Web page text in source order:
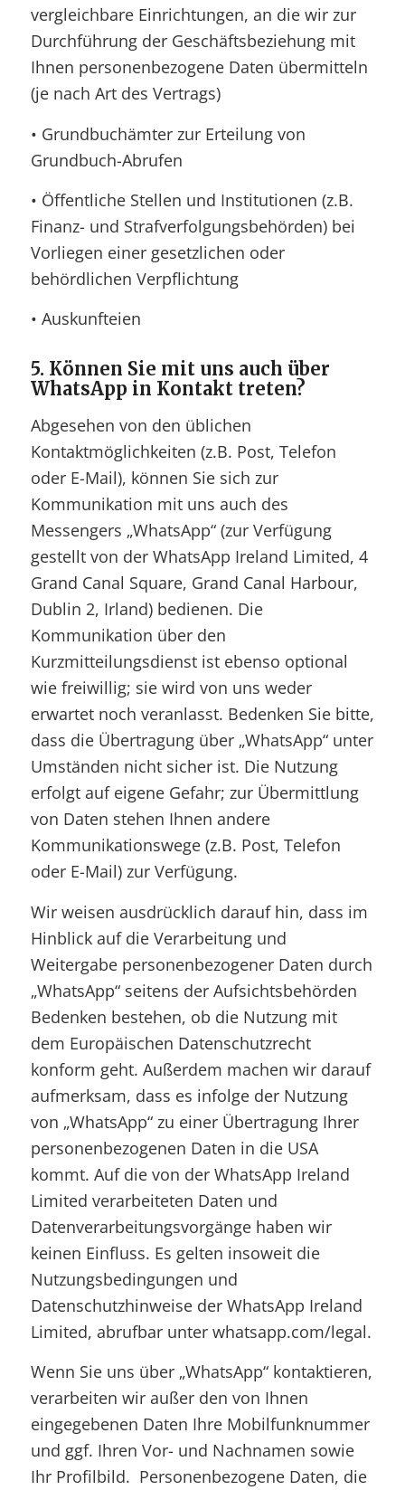
vergleichbare Einrichtungen, an die wir zur
Durchführung der Geschäftsbeziehung mit
Ihnen personenbezogene Daten übermitteln
(je nach Art des Vertrags)
• Grundbuchämter zur Erteilung von
Grundbuch-Abrufen
• Öffentliche Stellen und Institutionen (z.B.
Finanz- und Strafverfolgungsbehörden) bei
Vorliegen einer gesetzlichen oder
behördlichen Verpflichtung
• Auskunfteien
5. Können Sie mit uns auch über
WhatsApp in Kontakt treten?
Abgesehen von den üblichen
Kontaktmöglichkeiten (z.B. Post, Telefon
oder E-Mail), können Sie sich zur
Kommunikation mit uns auch des
Messengers „WhatsApp“ (zur Verfügung
gestellt von der WhatsApp Ireland Limited, 4
Grand Canal Square, Grand Canal Harbour,
Dublin 2, Irland) bedienen. Die
Kommunikation über den
Kurzmitteilungsdienst ist ebenso optional
wie freiwillig; sie wird von uns weder
erwartet noch veranlasst. Bedenken Sie bitte,
dass die Übertragung über „WhatsApp“ unter
Umständen nicht sicher ist. Die Nutzung
erfolgt auf eigene Gefahr; zur Übermittlung
von Daten stehen Ihnen andere
Kommunikationswege (z.B. Post, Telefon
oder E-Mail) zur Verfügung.
Wir weisen ausdrücklich darauf hin, dass im
Hinblick auf die Verarbeitung und
Weitergabe personenbezogener Daten durch
„WhatsApp“ seitens der Aufsichtsbehörden
Bedenken bestehen, ob die Nutzung mit
dem Europäischen Datenschutzrecht
konform geht. Außerdem machen wir darauf
aufmerksam, dass es infolge der Nutzung
von „WhatsApp“ zu einer Übertragung Ihrer
personenbezogenen Daten in die USA
kommt. Auf die von der WhatsApp Ireland
Limited verarbeiteten Daten und
Datenverarbeitungsvorgänge haben wir
keinen Einfluss. Es gelten insoweit die
Nutzungsbedingungen und
Datenschutzhinweise der WhatsApp Ireland
Limited, abrufbar unter whatsapp.com/legal.
Wenn Sie uns über „WhatsApp“ kontaktieren,
verarbeiten wir außer den von Ihnen
eingegebenen Daten Ihre Mobilfunknummer
und ggf. Ihren Vor- und Nachnamen sowie
Ihr Profilbild. Personenbezogene Daten, die